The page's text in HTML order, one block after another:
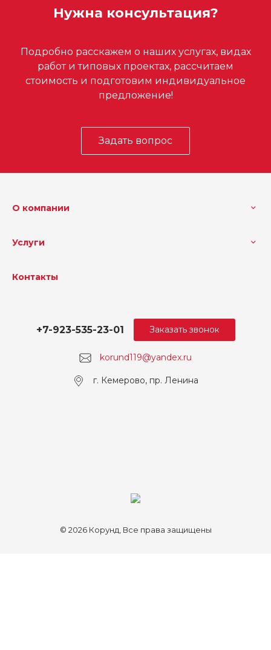
Нужна консультация?
Подробно расскажем о наших услугах, видах
работ и типовых проектах, рассчитаем
стоимость и подготовим индивидуальное
предложение!
Задать вопрос
О компании
Услуги
Контакты
korund119@yandex.ru
+7-923-535-23-01
г. Кемерово, пр. Ленина
Заказать звонок
© 2026 Корунд, Все права защищены